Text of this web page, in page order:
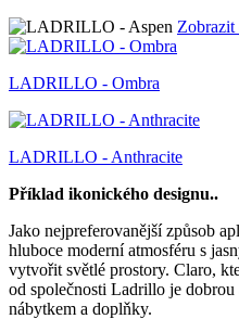
Zobrazit
LADRILLO - Ombra
LADRILLO - Anthracite
Příklad ikonického designu..
Jako nejpreferovanější způsob
hluboce moderní atmosféru s
vytvořit světlé prostory. Claro,
od společnosti Ladrillo je
nábytkem a doplňky.